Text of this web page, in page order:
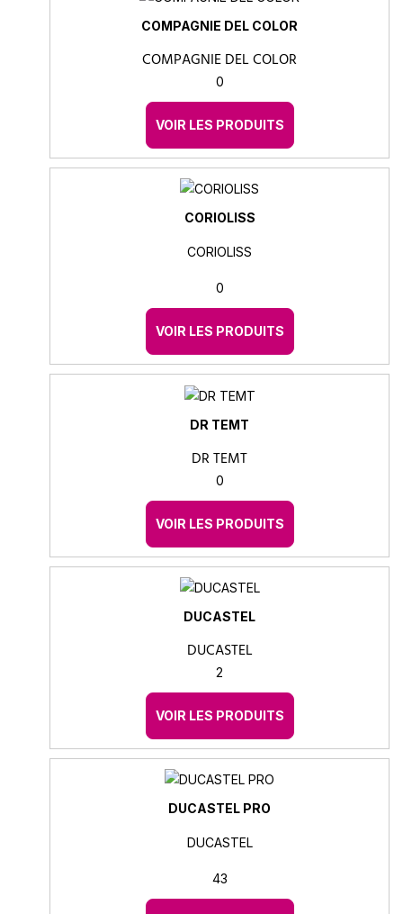
COMPAGNIE DEL COLOR
COMPAGNIE DEL COLOR
0
VOIR LES PRODUITS
CORIOLISS
CORIOLISS
0
VOIR LES PRODUITS
DR TEMT
DR TEMT
0
VOIR LES PRODUITS
DUCASTEL
DUCASTEL
2
VOIR LES PRODUITS
DUCASTEL PRO
DUCASTEL
43